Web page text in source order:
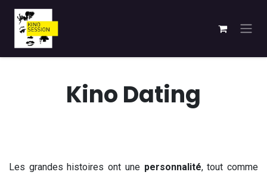
Se rendre au contenu
Kino Dating
Les grandes histoires ont une personnalité, tout comme